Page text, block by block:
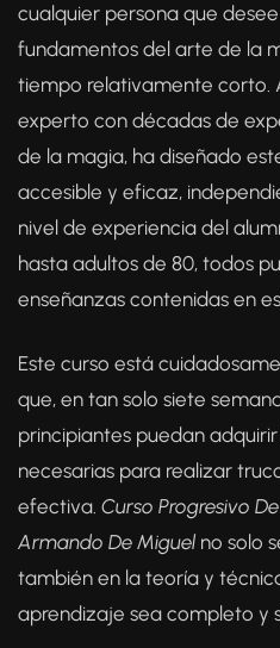
cualquier persona que
fundamentos del arte de la
tiempo relativamente corto.
experto con décadas de
de la magia, ha diseñado
accesible y eficaz,
nivel de experiencia del
hasta adultos de 80, todos
enseñanzas contenidas en
Este curso está
que, en tan solo siete
principiantes puedan
necesarias para realizar
efectiva. Curso Progresivo
Armando De Miguel no solo
también en la teoría y
aprendizaje sea completo y